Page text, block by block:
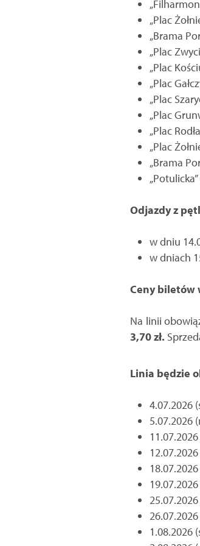
„Plac
„Brama
„Plac
„Plac
„Plac
„Plac
„Plac
„Plac
„Plac
„Brama
Odjazdy z
w dniu
w dniach
Ceny biletów
Na linii
3,70 zł.
Linia będzie
4.07.2026
5.07.2026
1.08.2026